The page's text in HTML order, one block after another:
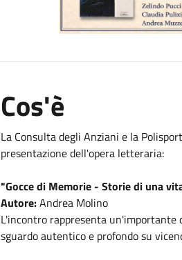
Cos'è
La Consulta degli Anziani e la
presentazione dell'opera letteraria:
"Gocce di Memorie - Storie di una
Autore:Andrea Molino
L'incontro rappresenta un'importante
sguardo autentico e profondo su